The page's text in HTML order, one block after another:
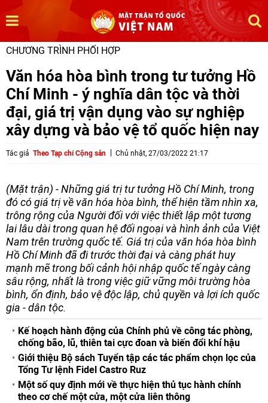
CHƯƠNG TRÌNH PHỐI HỢP
Văn hóa hòa bình trong tư tưởng Hồ
Chí Minh - ý nghĩa dân tộc và thời
đại, giá trị vận dụng vào sự nghiệp
xây dựng và bảo vệ tổ quốc hiện nay
Tác giả Theo Tạp chí Cộng sản Chủ nhật, 27/03/2022 21:17
(Mặt trận) - Những giá trị tư tưởng Hồ Chí Minh, trong
đó có giá trị về văn hóa hòa bình, thể hiện tầm nhìn xa,
trông rộng của Người đối với việc thiết lập một tương
lai lâu dài trong quan hệ đối ngoại và hình ảnh của Việt
Nam trên trường quốc tế. Giá trị của văn hóa hòa bình
Hồ Chí Minh đã đi trước thời đại và càng phát huy
mạnh mẽ trong bối cảnh hội nhập quốc tế ngày càng
sâu rộng, nhất là trong việc giữ vững môi trường hòa
bình, ổn định, bảo vệ độc lập, chủ quyền và lợi ích quốc
gia - dân tộc.
Kế hoạch hành động của Chính phủ về công tác phòng,
chống bão, lũ, thiên tai cực đoan và biến đổi khí hậu
Giới thiệu Bộ sách Tuyển tập các tác phẩm chọn lọc của
Tổng Tư lệnh Fidel Castro Ruz
Một số quy định mới về thực hiện thủ tục hành chính
theo cơ chế một cửa, một cửa liên thông